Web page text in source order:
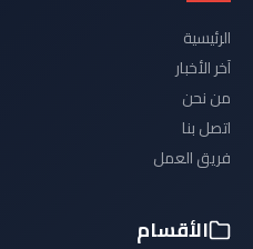
الرئيسية
آخر الأخبار
من نحن
اتصل بنا
فريق العمل
الأقسام